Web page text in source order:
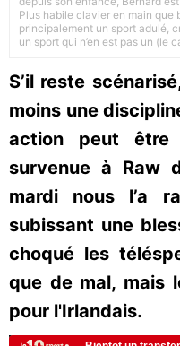
Plus habile clavier en main
principalement un sport adulé,
un sport qui n’en est pas un (le
S’il reste
moins une
action peut être
survenue à Raw
mardi nous l’a
subissant une
choqué les
que de mal, mais
pour l'Irlandais.